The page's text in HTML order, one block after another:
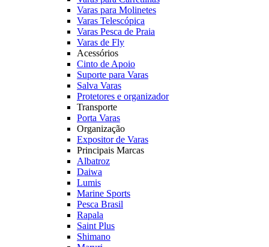
Varas para Molinetes
Varas Telescópica
Varas Pesca de Praia
Varas de Fly
Acessórios
Cinto de Apoio
Suporte para Varas
Salva Varas
Protetores e organizador
Transporte
Porta Varas
Organização
Expositor de Varas
Principais Marcas
Albatroz
Daiwa
Lumis
Marine Sports
Pesca Brasil
Rapala
Saint Plus
Shimano